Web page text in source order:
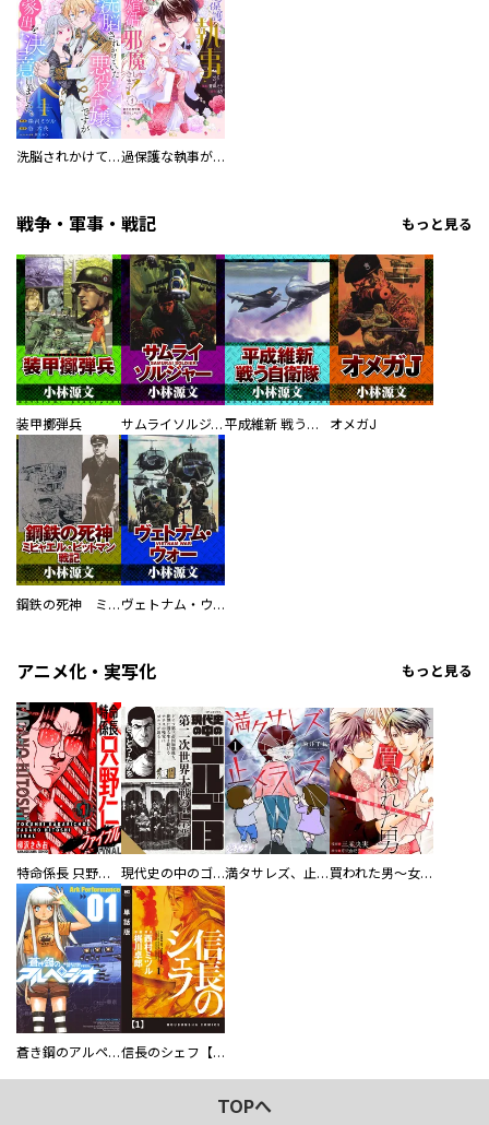
洗脳されかけていた悪役令嬢ですが家出を決意しました。【電子単行本版／特典おまけ付き】 過保護な執事が私の婚活を邪魔してきます！ 分冊版
戦争・軍事・戦記 もっと見る
装甲擲弾兵 サムライソルジャー SAMURAI SOLDIER 平成維新 戦う自衛隊 オメガJ
鋼鉄の死神 ミヒャエル・ビットマン戦記 ヴェトナム・ウォー VIETNAM WAR
アニメ化・実写化 もっと見る
特命係長 只野仁ファイナル 愛蔵版 現代史の中のゴルゴ13 満タサレズ、止メラレズ 買われた男～女性限定快感セラピスト～【描き下ろしおまけ付き特装版】
蒼き鋼のアルペジオ 信長のシェフ【単話版】
TOPへ